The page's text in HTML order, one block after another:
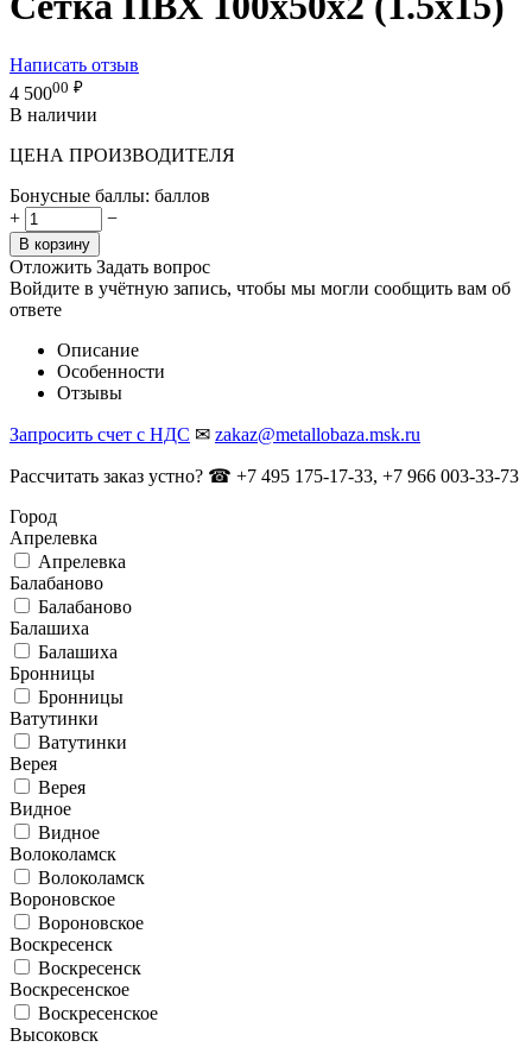
Написать отзыв
4 50000 ₽
В наличии
ЦЕНА ПРОИЗВОДИТЕЛЯ
Бонусные баллы: баллов
+
−
В корзину
Отложить Задать вопрос
Войдите в учётную запись, чтобы мы могли сообщить вам об
ответе
Описание
Особенности
Отзывы
Запросить счет с НДС ✉ zakaz@metallobaza.msk.ru
Рассчитать заказ устно? ☎ +7 495 175-17-33, +7 966 003-33-73
Город
Апрелевка
Апрелевка
Балабаново
Балабаново
Балашиха
Балашиха
Бронницы
Бронницы
Ватутинки
Ватутинки
Верея
Верея
Видное
Видное
Волоколамск
Волоколамск
Вороновское
Вороновское
Воскресенск
Воскресенск
Воскресенское
Воскресенское
Высоковск